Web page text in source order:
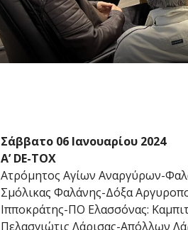
Σάββατο 06 Ιανουαρίου 2024
Α’ DE-TOX
Ατρόμητος Αγίων Αναργύρων-
Σμόλικας Φαλάνης-Δόξα
Ιπποκράτης-ΠΟ Ελασσόνας:
Πελασγιώτις Λάρισας-Απόλλων